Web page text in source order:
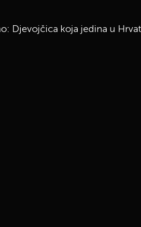
Djevojčica koja jedina u